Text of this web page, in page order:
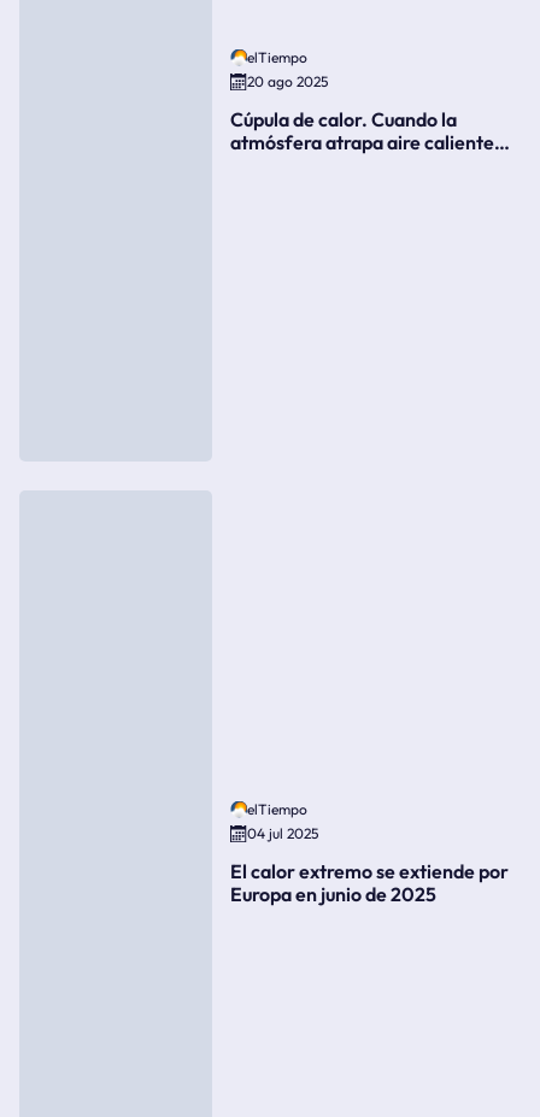
elTiempo
20 ago 2025
Cúpula de calor. Cuando la
atmósfera atrapa aire caliente
elTiempo
04 jul 2025
El calor extremo se extiende por
Europa en junio de 2025